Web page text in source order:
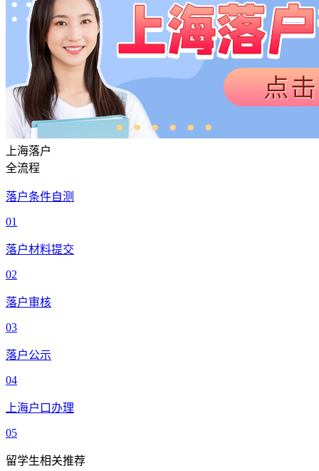
上海落户
全流程
落户条件自测
01
落户材料提交
02
落户审核
03
落户公示
04
上海户口办理
05
留学生相关推荐